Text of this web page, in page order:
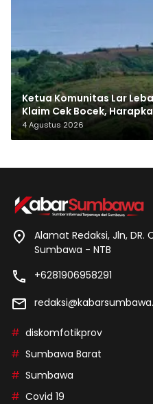
Ketua Komunitas Lar
Klaim Cek Bocek,
Makam Leluhur
4 Agustus 2026
Alamat Redaksi, Jln, DR.
Sumbawa - NTB
+6281906958291
diskomfotikprov
Sumbawa Barat
Sumbawa
Covid 19